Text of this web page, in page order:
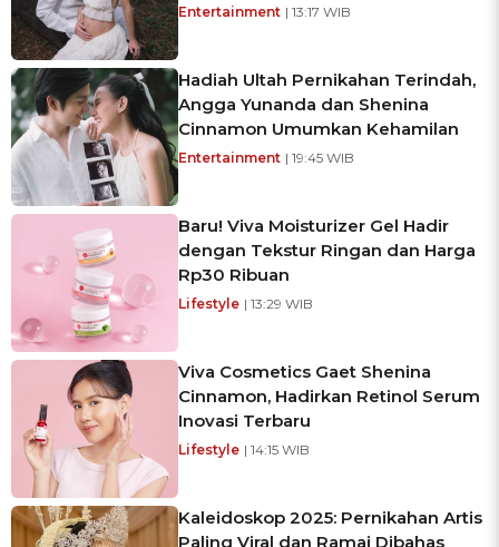
Entertainment | 13:17 WIB
Hadiah Ultah Pernikahan Terindah,
Angga Yunanda dan Shenina
Cinnamon Umumkan Kehamilan
Entertainment | 19:45 WIB
Baru! Viva Moisturizer Gel Hadir
dengan Tekstur Ringan dan Harga
Rp30 Ribuan
Lifestyle | 13:29 WIB
Viva Cosmetics Gaet Shenina
Cinnamon, Hadirkan Retinol Serum
Inovasi Terbaru
Lifestyle | 14:15 WIB
Kaleidoskop 2025: Pernikahan Artis
Paling Viral dan Ramai Dibahas